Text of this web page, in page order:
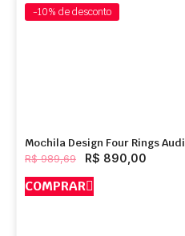
-10% de desconto
Mochila Design Four Rings Audi
R$989,69 R$ 890,00
COMPRAR